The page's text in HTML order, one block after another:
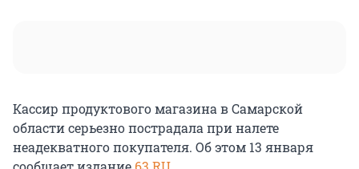
Кассир продуктового магазина в Самарской
области серьезно пострадала при налете
неадекватного покупателя. Об этом 13 января